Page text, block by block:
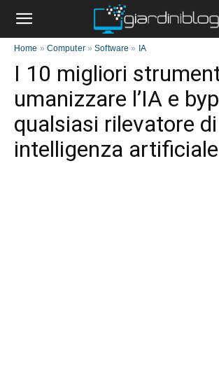
Home » Computer»Software » IA
I 10 migliori
umanizzare l’IA e
qualsiasi rilevatore di
intelligenza artificiale